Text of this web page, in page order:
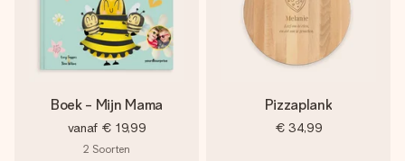
Boek - Mijn Mama
vanaf € 19,99
2 Soorten
Pizzaplank
€ 34,99